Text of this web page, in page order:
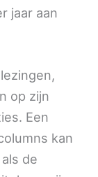
jaar aan
op zijn
Een
kan
de